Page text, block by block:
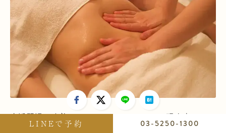
生活習慣の改善や、セルフマッサージは、現在出ている
不快な症状を即座に治してくれるわけではありません。
LINEで予約 03-5250-1300